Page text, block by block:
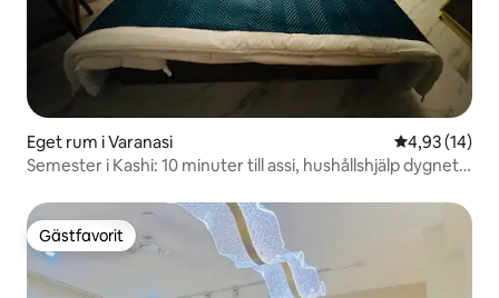
Eget rum i Varanasi 4,93 av 5 i
4,93 (14)
Semester i Kashi: 10 minuter till assi, hushållshjälp dygnet
Gästfavorit
Gästfavorit